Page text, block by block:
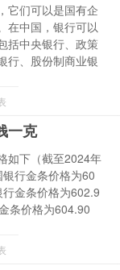
它们可以是国有企
在中国，银行可以
括中央银行、政策
行、股份制商业银
一克
如下（截至2024年
行金条价格为60
金条价格为602.9
条价格为604.90